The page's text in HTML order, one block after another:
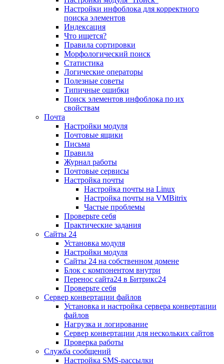
Настройки инфоблока для корректного
поиска элементов
Индексация
Что ищется?
Правила сортировки
Морфологический поиск
Статистика
Логические операторы
Полезные советы
Типичные ошибки
Поиск элементов инфоблока по их
свойствам
Почта
Настройки модуля
Почтовые ящики
Письма
Правила
Журнал работы
Почтовые сервисы
Настройка почты
Настройка почты на Linux
Настройка почты на VMBitrix
Частые проблемы
Проверьте себя
Практические задания
Сайты 24
Установка модуля
Настройки модуля
Сайты 24 на собственном домене
Блок с компонентом внутри
Перенос сайта24 в Битрикс24
Проверьте себя
Сервер конвертации файлов
Установка и настройка сервера конвертации
файлов
Нагрузка и логирование
Сервер конвертации для нескольких сайтов
Проверка работы
Служба сообщений
Настройка SMS-рассылки